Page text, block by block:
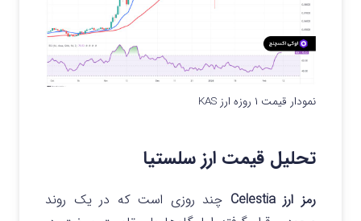
نمودار قیمت ۱ روزه ارز KAS
تحلیل قیمت ارز سلستیا
رمز ارز Celestia
چند روزی است که در یک روند